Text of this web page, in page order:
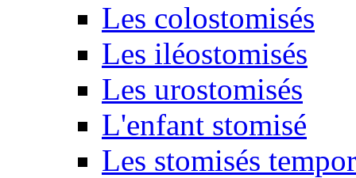
Les colostomisés
Les iléostomisés
Les urostomisés
L'enfant stomisé
Les stomisés